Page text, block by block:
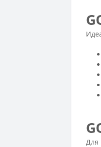
Для